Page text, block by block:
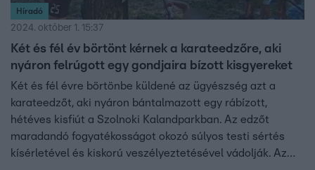
Híradó
2024. október 1. 15:37
Két és fél év börtönt kérnek a karateedzőre, aki
nyáron felrúgott egy gondjaira bízott kisgyereket
Két és fél évre börtönbe küldené az ügyészség azt a
karateedzőt, aki nyáron bántalmazott egy rábízott,
hétéves kisfiút a Szolnoki Kalandparkban. Az edzőt
maradandó fogyatékosságot okozó súlyos testi sértés
kísérletével és kiskorú veszélyeztetésével vádolják. Az